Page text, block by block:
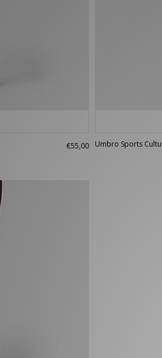
€55,00 Umbro Sports